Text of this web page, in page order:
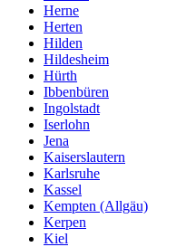
Herne
Herten
Hilden
Hildesheim
Hürth
Ibbenbüren
Ingolstadt
Iserlohn
Jena
Kaiserslautern
Karlsruhe
Kassel
Kempten (Allgäu)
Kerpen
Kiel